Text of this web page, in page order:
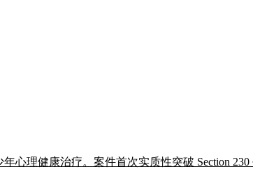
心理健康治疗。案件首次实质性突破 Section